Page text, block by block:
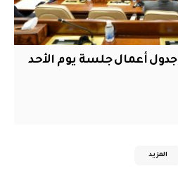
أعمال جلسة يوم الأحد
المزيد